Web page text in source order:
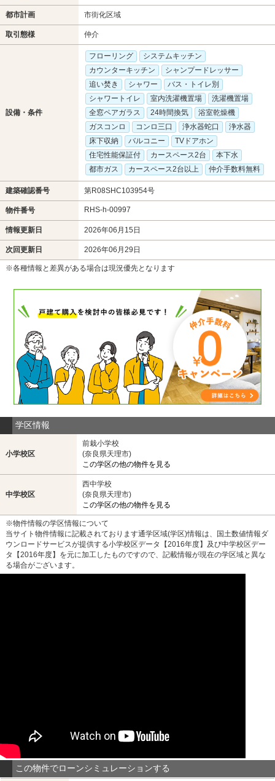
都市計画 市街化区域
取引態様 仲介
設備・条件
フローリング
システムキッチン
カウンターキッチン
シャンプードレッサー
追い焚き
シャワー
バス・トイレ別
シャワートイレ
室内洗濯機置場
洗濯機置場
全窓ペアガラス
24時間換気
浴室乾燥機
ガスコンロ
コンロ三口 浄水器蛇口
浄水器
床下収納
バルコニー
TVドアホン
住宅性能保証付
カースペース2台
本下水
都市ガス
カースペース2台以上 仲介手数料無料
建築確認番号 第R08SHC103954号
物件番号 RHS-h-00997
情報更新日 2026年06月15日
次回更新日 2026年06月29日
※各種情報と差異がある場合は現況優先となります
学区情報
小学校区
前栽小学校
(奈良県天理市)
この学区の他の物件を見る
中学校区
西中学校
(奈良県天理市)
この学区の他の物件を見る
※物件情報の学区情報について
当サイト物件情報に記載されております通学区域(学区)情報は、国土数値情報ダ
ウンロードサービスが提供する小学校区データ【2016年度】及び中学校区デー
タ【2016年度】を元に加工したものですので、記載情報が現在の学区域と異な
る場合がございます。
この物件でローンシミュレーションする